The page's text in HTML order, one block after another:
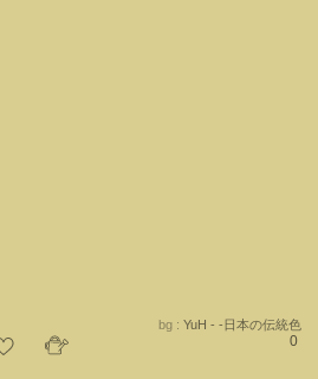
bg : YuH - -日本の伝統色
0